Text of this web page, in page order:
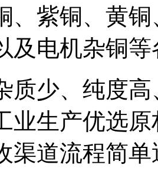
、紫铜、黄
及电机杂铜
质少、纯度
业生产优选
渠道流程简